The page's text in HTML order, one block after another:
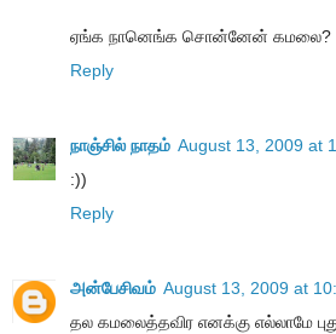
ஏங்க நானெங்க சொன்னேன் கமலை?
Reply
நாஞ்சில் நாதம் August 13, 2009 at
:))
Reply
அன்பேசிவம் August 13, 2009 at
தல கமலைத்தவிர எனக்கு எல்லாமே